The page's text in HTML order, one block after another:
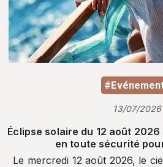
13/07/2026
Éclipse solaire du 12 août
en toute sécurité
Le mercredi 12 août 2026, le